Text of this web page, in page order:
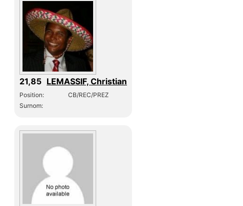
21,85 LEMASSIF, Christian
Position:
CB/REC/PREZ
Surnom: